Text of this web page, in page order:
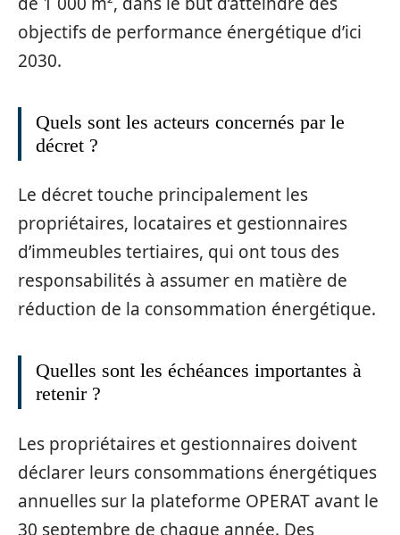
objectifs de performance énergétique d’ici
2030.
Quels sont les acteurs concernés par le
décret ?
Le décret touche principalement les
propriétaires, locataires et gestionnaires
d’immeubles tertiaires, qui ont tous des
responsabilités à assumer en matière de
réduction de la consommation énergétique.
Quelles sont les échéances importantes à
retenir ?
Les propriétaires et gestionnaires doivent
déclarer leurs consommations énergétiques
annuelles sur la plateforme OPERAT avant le
30 septembre de chaque année. Des